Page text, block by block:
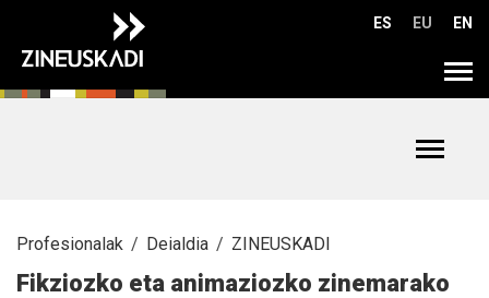
joan
ES EU EN
Toggle
Profesionalak Deialdia ZINEUSKADI
Fikziozko eta animaziozko zinemarako